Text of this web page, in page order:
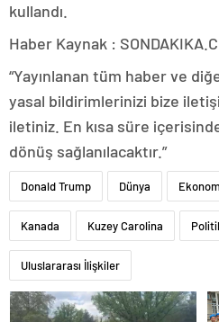
kullandı.
Haber Kaynak :
“Yayınlanan tüm haber ve
yasal bildirimlerinizi bize
iletiniz. En kısa süre
dönüş sağlanılacaktır.”
Donald Trump Dünya
Kanada Kuzey Carolina
Uluslararası İlişkiler